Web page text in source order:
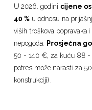
U 2026. godini cijene
40 % u odnosu na
viših troškova popravaka
nepogoda. Prosječna
50 - 140 €, za kuću 88 -
potres može narasti za
konstrukciji).